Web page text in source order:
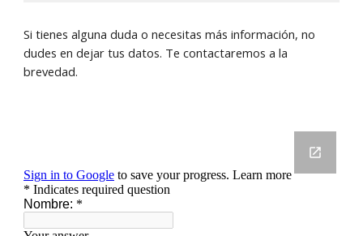
Si tienes alguna duda o necesitas más información, no
dudes en dejar tus datos. Te contactaremos a la
brevedad.